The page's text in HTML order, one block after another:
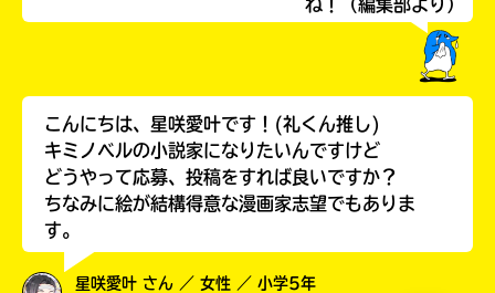
ね！（編集部より）
こんにちは、星咲愛叶です！(礼くん推し)
キミノベルの小説家になりたいんですけど
どうやって応募、投稿をすれば良いですか？
ちなみに絵が結構得意な漫画家志望でもありま
す。
星咲愛叶 さん ／ 女性 ／ 小学5年